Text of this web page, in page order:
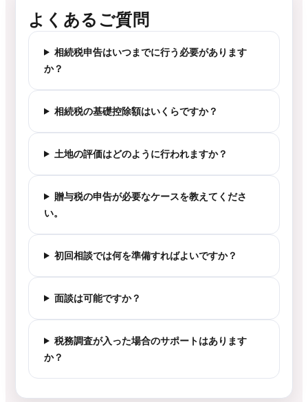
よくあるご質問
相続税申告はいつまでに行う必要があります
か？
相続税の基礎控除額はいくらですか？
土地の評価はどのように行われますか？
贈与税の申告が必要なケースを教えてくださ
い。
初回相談では何を準備すればよいですか？
面談は可能ですか？
税務調査が入った場合のサポートはあります
か？